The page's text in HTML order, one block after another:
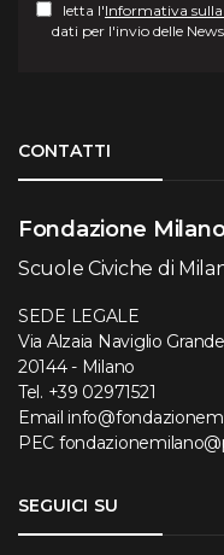
letta l'Informativa
dati per l'invio delle
CONTATTI
Fondazione
Scuole Civiche di
SEDE LEGALE
Via Alzaia Naviglio
20144 - Milano
Tel. +39 02971521
Email
PEC
SEGUICI SU